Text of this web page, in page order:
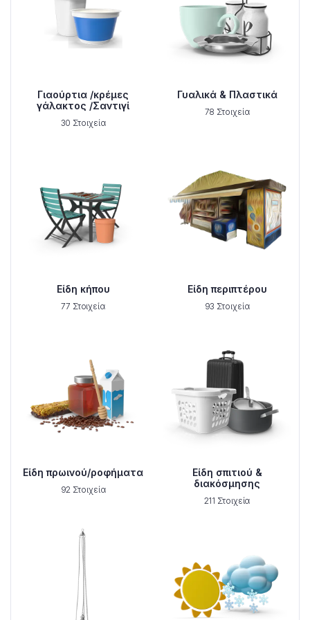
Γιαούρτια /κρέμες
γάλακτος /Σαντιγί
30 Στοιχεία
Γυαλικά & Πλαστικά
78 Στοιχεία
Είδη κήπου
77 Στοιχεία
Είδη περιπτέρου
93 Στοιχεία
Είδη πρωινού/ροφήματα
92 Στοιχεία
Είδη σπιτιού &
διακόσμησης
211 Στοιχεία